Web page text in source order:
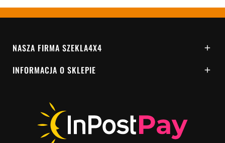
NASZA FIRMA SZEKLA4X4 
INFORMACJA O SKLEPIE 